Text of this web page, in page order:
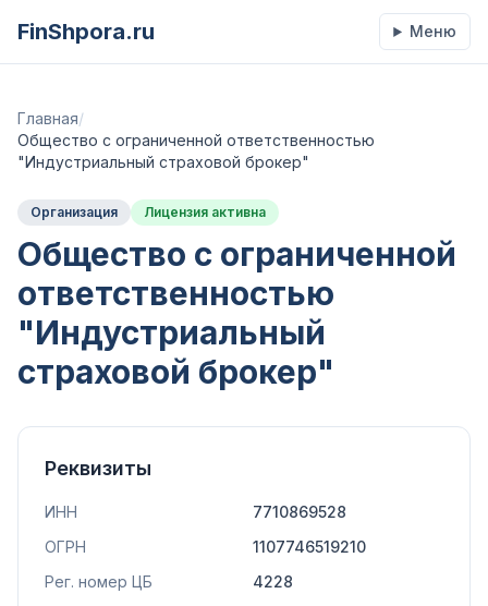
FinShpora.ru Меню
Главная/
Общество с ограниченной ответственностью
"Индустриальный страховой брокер"
Организация Лицензия активна
Общество с ограниченной
ответственностью
"Индустриальный
страховой брокер"
Реквизиты
ИНН
7710869528
ОГРН
1107746519210
Рег. номер ЦБ
4228